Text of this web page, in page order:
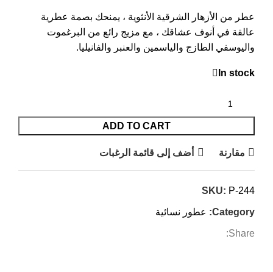
عطر من الأزهار الشرقية الأنثوية ، يمنحك بصمة عطرية
عالقة في أنوف عشاقك ، مع مزيج رائع من البرغموت
واليوسفي الطازج والياسمين والعنبر والفانيليا.
In stock
ADD TO CART
مقارنة أضف إلى قائمة الرغبات
SKU: P-244
Category: عطور نسائية
Share: